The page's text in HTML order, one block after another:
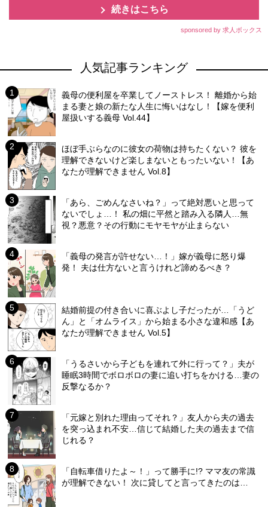
続きはこちら
sponsored by 求人ボックス
人気記事ランキング
義母の便利屋を卒業してノーストレス！ 離婚から始
まる妻と娘の新たな人生に悔いはなし！【嫁を便利
屋扱いする義母 Vol.44】
ほぼ手ぶらなのに彼女の荷物は持ちたくない？ 彼を
理解できないけど楽しまないともったいない！【あ
なたが理解できません Vol.8】
「あら、ごめんなさいね？」って絶対悪いと思って
ないでしょ…！ 私の畑に平然と踏み入る隣人…無
視？悪意？その行動にモヤモヤが止まらない
「義母の発言が許せない…！」嫁が義母に怒り爆
発！ 夫は仕方ないと言うけれど諦めるべき？
結婚前提の付き合いに喜ぶよし子だったが…「うど
ん」と「オムライス」から始まる小さな違和感【あ
なたが理解できません Vol.5】
「うるさいから子どもを連れて外に行って？」夫が
睡眠3時間でボロボロの妻に追い打ちをかける…妻の
反撃なるか？
「元嫁と別れた理由ってそれ？」友人から夫の過去
を突っ込まれ不安…信じて結婚した夫の過去まで信
じれる？
「自転車借りたよ～！」って勝手に!? ママ友の常識
が理解できない！ 次に貸してと言ってきたのは…